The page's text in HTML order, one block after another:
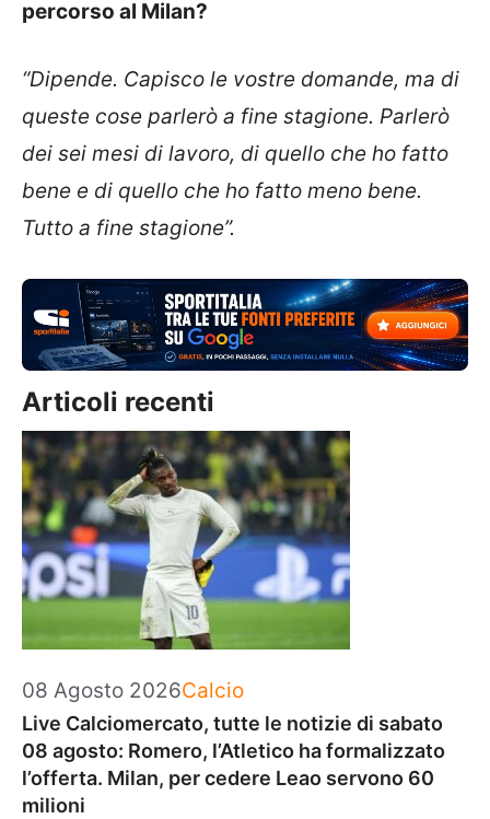
percorso al Milan?
“Dipende. Capisco le vostre domande, ma di
queste cose parlerò a fine stagione. Parlerò
dei sei mesi di lavoro, di quello che ho fatto
bene e di quello che ho fatto meno bene.
Tutto a fine stagione”.
Articoli recenti
08 Agosto 2026Categorie
Calcio
Live Calciomercato, tutte le notizie di sabato
08 agosto: Romero, l’Atletico ha formalizzato
l’offerta. Milan, per cedere Leao servono 60
milioni